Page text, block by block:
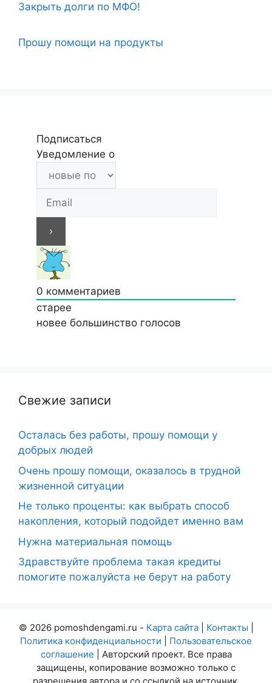
Закрыть долги по МФО!
Прошу помощи на продукты
Подписаться
Уведомление о
0 комментариев
старее
новее большинство голосов
Свежие записи
Осталась без работы, прошу помощи у
добрых людей
Очень прошу помощи, оказалось в трудной
жизненной ситуации
Не только проценты: как выбрать способ
накопления, который подойдет именно вам
Нужна материальная помощь
Здравствуйте проблема такая кредиты
помогите пожалуйста не берут на работу
© 2026 pomoshdengami.ru - Карта сайта| Контакты
Политика конфиденциальности
Пользовательское
соглашение | Авторский проект. Все права
защищены, копирование возможно только с